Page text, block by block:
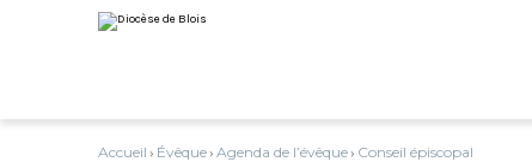
au
contenu.
personnels
Accueil › Évêque› Agenda de l’évêque› Conseil épiscopal